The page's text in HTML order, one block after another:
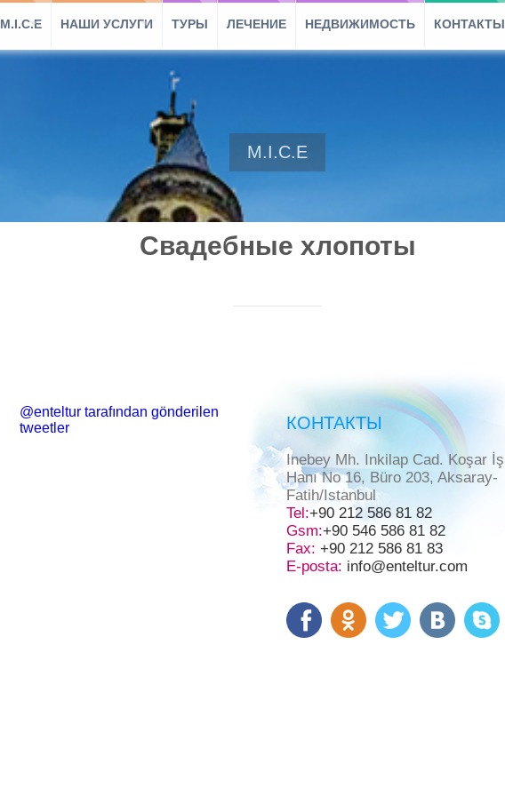
M.I.C.E НАШИ УСЛУГИ ТУРЫ ЛЕЧЕНИЕ НЕДВИЖИМОСТЬ КОНТАКТЫ
M.I.C.E
Свадебные хлопоты
@enteltur tarafından gönderilen
tweetler
КОНТАКТЫ
Inebey Mh. Inkilap Cad. Koşar İş
Hanı No 16, Büro 203, Aksaray-
Fatih/Istanbul
Tel:+90 212 586 81 82
Gsm:+90 546 586 81 82
Fax: +90 212 586 81 83
E-posta: info@enteltur.com